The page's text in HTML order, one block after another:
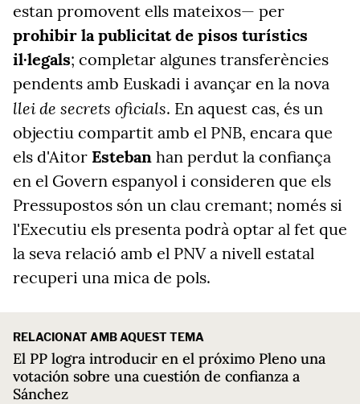
estan promovent ells mateixos— per
prohibir la publicitat de pisos turístics
il·legals; completar algunes transferències
pendents amb Euskadi i avançar en la nova
llei de secrets oficials. En aquest cas, és un
objectiu compartit amb el PNB, encara que
els d'Aitor Esteban han perdut la confiança
en el Govern espanyol i consideren que els
Pressupostos són un clau cremant; només si
l'Executiu els presenta podrà optar al fet que
la seva relació amb el PNV a nivell estatal
recuperi una mica de pols.
RELACIONAT AMB AQUEST TEMA
El PP logra introducir en el próximo Pleno una
votación sobre una cuestión de confianza a
Sánchez